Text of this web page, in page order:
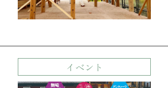
イベント